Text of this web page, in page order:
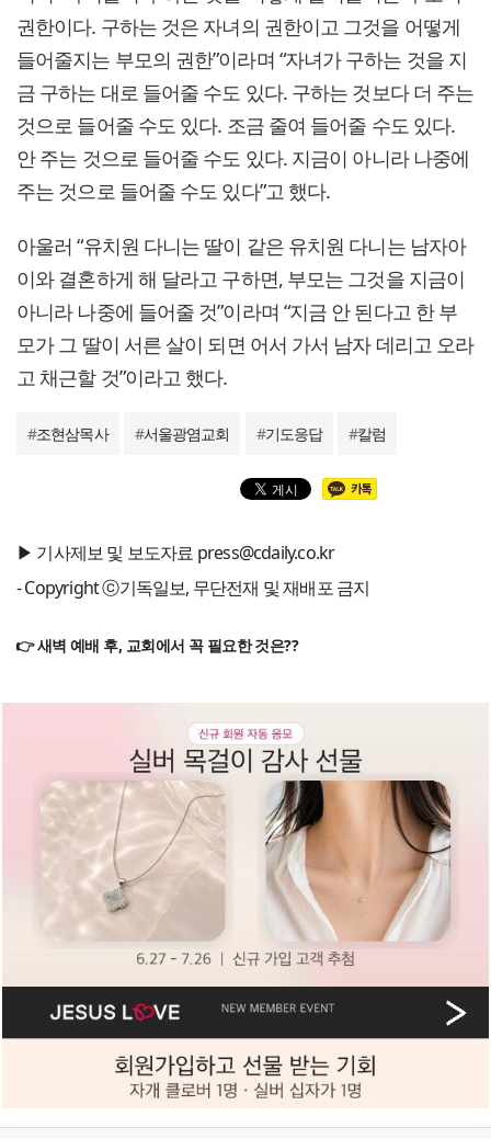
권한이다. 구하는 것은 자녀의 권한이고 그것을 어떻게
들어줄지는 부모의 권한”이라며 “자녀가 구하는 것을 지
금 구하는 대로 들어줄 수도 있다. 구하는 것보다 더 주는
것으로 들어줄 수도 있다. 조금 줄여 들어줄 수도 있다.
안 주는 것으로 들어줄 수도 있다. 지금이 아니라 나중에
주는 것으로 들어줄 수도 있다”고 했다.
아울러 “유치원 다니는 딸이 같은 유치원 다니는 남자아
이와 결혼하게 해 달라고 구하면, 부모는 그것을 지금이
아니라 나중에 들어줄 것”이라며 “지금 안 된다고 한 부
모가 그 딸이 서른 살이 되면 어서 가서 남자 데리고 오라
고 채근할 것”이라고 했다.
#조현삼목사 #서울광염교회 #기도응답 #칼럼
▶ 기사제보 및 보도자료 press@cdaily.co.kr
- Copyright ⓒ기독일보, 무단전재 및 재배포 금지
👉 새벽 예배 후, 교회에서 꼭 필요한 것은??